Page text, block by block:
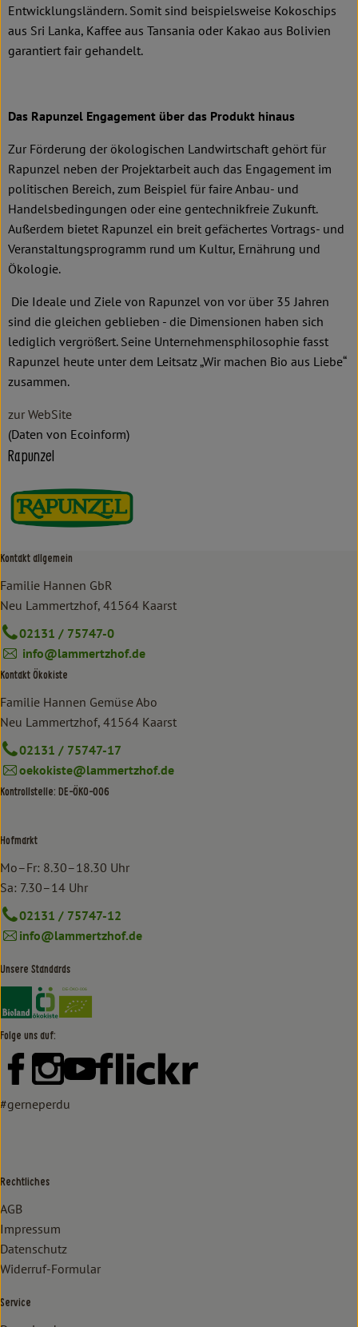
Entwicklungsländern. Somit sind beispielsweise Kokoschips
aus Sri Lanka, Kaffee aus Tansania oder Kakao aus Bolivien
garantiert fair gehandelt.
Das Rapunzel Engagement über das Produkt hinaus
Zur Förderung der ökologischen Landwirtschaft gehört für
Rapunzel neben der Projektarbeit auch das Engagement im
politischen Bereich, zum Beispiel für faire Anbau- und
Handelsbedingungen oder eine gentechnikfreie Zukunft.
Außerdem bietet Rapunzel ein breit gefächertes Vortrags- und
Veranstaltungsprogramm rund um Kultur, Ernährung und
Ökologie.
Die Ideale und Ziele von Rapunzel von vor über 35 Jahren
sind die gleichen geblieben - die Dimensionen haben sich
lediglich vergrößert. Seine Unternehmensphilosophie fasst
Rapunzel heute unter dem Leitsatz „Wir machen Bio aus Liebe“
zusammen.
zur WebSite
(Daten von Ecoinform)
Rapunzel
Kontakt allgemein
Familie Hannen GbR
Neu Lammertzhof, 41564 Kaarst
02131 / 75747-0
info@lammertzhof.de
Kontakt Ökokiste
Familie Hannen Gemüse Abo
Neu Lammertzhof, 41564 Kaarst
02131 / 75747-17
oekokiste@lammertzhof.de
Kontrollstelle: DE-ÖKO-006
Hofmarkt
Mo–Fr: 8.30–18.30 Uhr
Sa: 7.30–14 Uhr
02131 / 75747-12
info@lammertzhof.de
Unsere Standards
Externer Link zu https://www.bioland.de/verbraucher
Externer Link zu https://www.oekokiste.de/
Folge uns auf:
Externer Link zu https://www.facebook.com/lammertzhof/
Externer Link zu https://www.instagram.com/
Externer Link zu https://www.youtube.com/
Externer Link zu https://
#gerneperdu
Rechtliches
AGB
Impressum
Datenschutz
Widerruf-Formular
Service